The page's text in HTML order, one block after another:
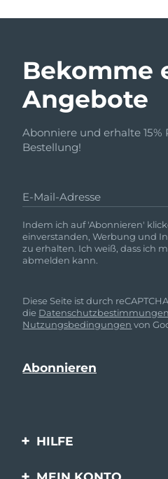
Bekomme
Angebote
Abonniere und erhalte
Bestellung!
E-Mail-Adresse
Indem ich auf 'Abonnieren'
einverstanden, Werbung und
zu erhalten. Ich weiß, dass ich
abmelden kann.
Diese Seite ist durch
die Datenschutzbestimmungen
Nutzungsbedingungen von
HILFE
Kontaktiere uns